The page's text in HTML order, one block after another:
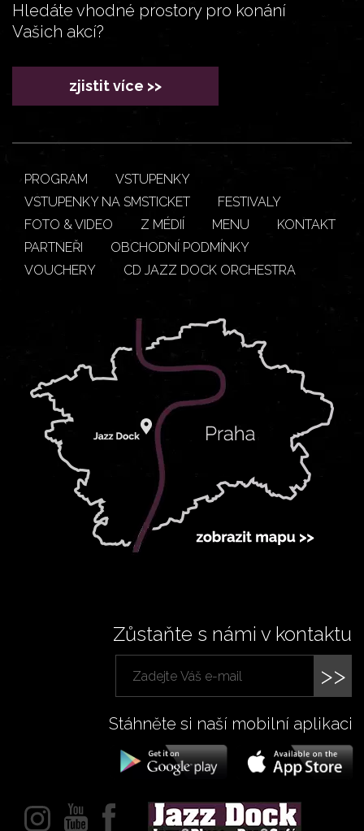
Hledáte vhodné prostory pro konání
Vašich akcí?
zjistit více >>
PROGRAM
VSTUPENKY
VSTUPENKY NA SMSTICKET
FESTIVALY
FOTO & VIDEO
Z MÉDIÍ MENU
KONTAKT
PARTNEŘI
OBCHODNÍ PODMÍNKY
VOUCHERY
CD JAZZ DOCK ORCHESTRA
Zůstaňte s námi v kontaktu
>>
Stáhněte si naší mobilní aplikaci